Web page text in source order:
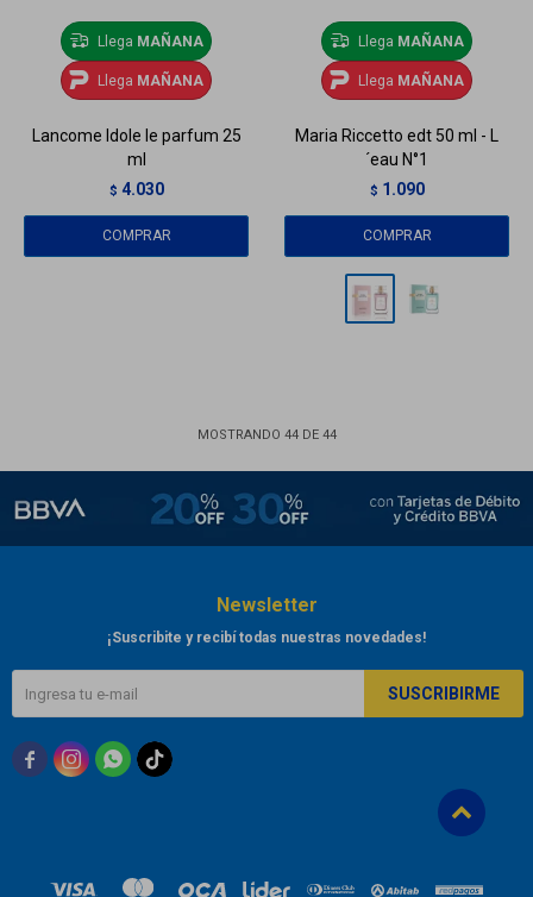
Llega MAÑANA
Llega MAÑANA
Lancome Idole le parfum 25
ml
$ 4.030
Llega MAÑANA
Llega MAÑANA
Maria Riccetto edt 50 ml - L
´eau N°1
$ 1.090
MOSTRANDO 44DE 44
Newsletter
¡Suscribite y recibí todas nuestras novedades!
SUSCRIBIRME
  